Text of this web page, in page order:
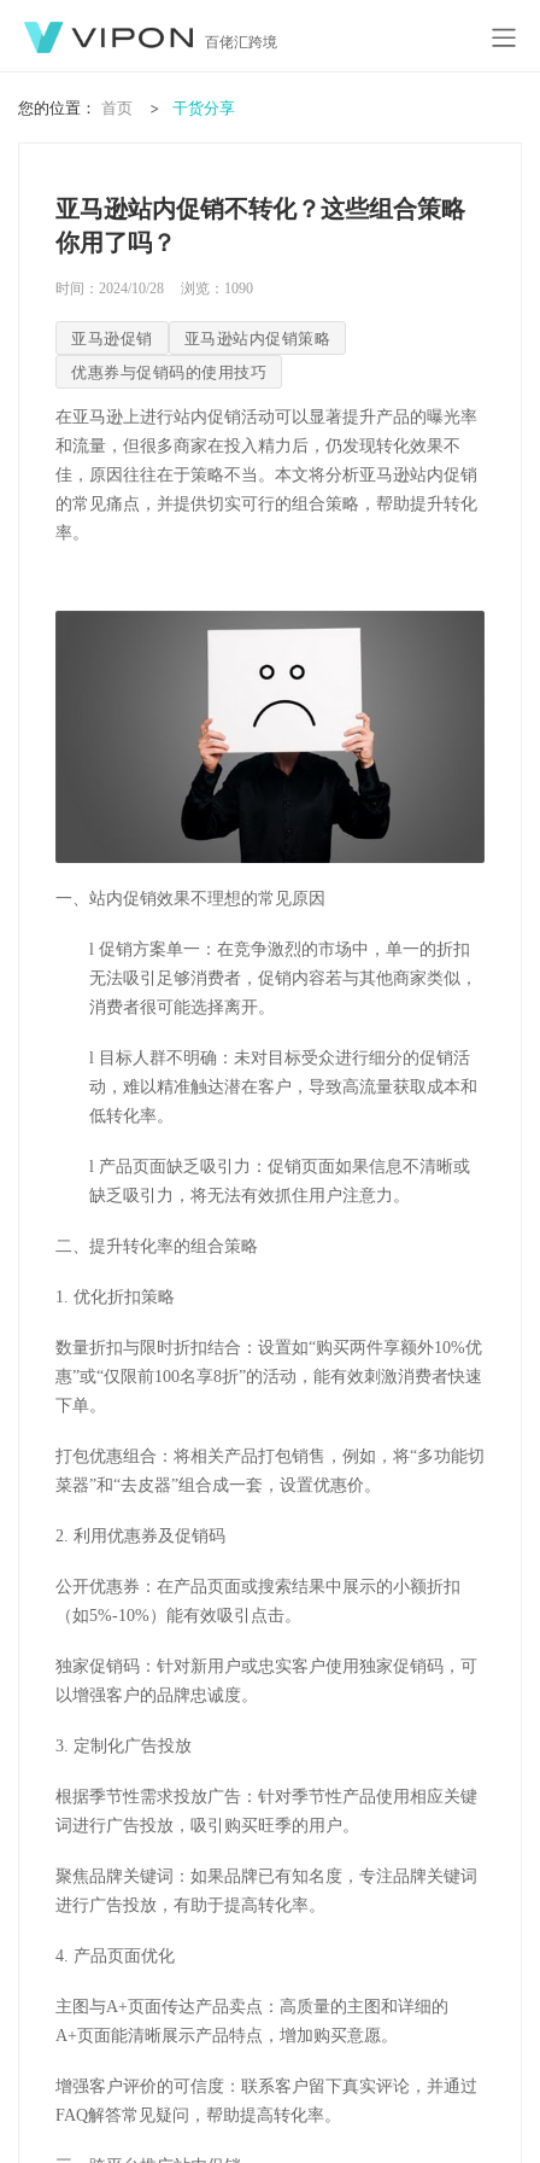
百佬汇跨境
您的位置： 首页 干货分享
亚马逊站内促销不转化？这些组合策略
你用了吗？
时间：2024/10/28 浏览： 1090
亚马逊促销
亚马逊站内促销策略
优惠券与促销码的使用技巧
在亚马逊上进行站内促销活动可以显著提升产品的曝光率
和流量，但很多商家在投入精力后，仍发现转化效果不
佳，原因往往在于策略不当。本文将分析亚马逊站内促销
的常见痛点，并提供切实可行的组合策略，帮助提升转化
率。
一、站内促销效果不理想的常见原因
l 促销方案单一：在竞争激烈的市场中，单一的折扣
无法吸引足够消费者，促销内容若与其他商家类似，
消费者很可能选择离开。
l 目标人群不明确：未对目标受众进行细分的促销活
动，难以精准触达潜在客户，导致高流量获取成本和
低转化率。
l 产品页面缺乏吸引力：促销页面如果信息不清晰或
缺乏吸引力，将无法有效抓住用户注意力。
二、提升转化率的组合策略
1. 优化折扣策略
数量折扣与限时折扣结合：设置如“购买两件享额外10%优
惠”或“仅限前100名享8折”的活动，能有效刺激消费者快速
下单。
打包优惠组合：将相关产品打包销售，例如，将“多功能切
菜器”和“去皮器”组合成一套，设置优惠价。
2. 利用优惠券及促销码
公开优惠券：在产品页面或搜索结果中展示的小额折扣
（如5%-10%）能有效吸引点击。
独家促销码：针对新用户或忠实客户使用独家促销码，可
以增强客户的品牌忠诚度。
3. 定制化广告投放
根据季节性需求投放广告：针对季节性产品使用相应关键
词进行广告投放，吸引购买旺季的用户。
聚焦品牌关键词：如果品牌已有知名度，专注品牌关键词
进行广告投放，有助于提高转化率。
4. 产品页面优化
主图与A+页面传达产品卖点：高质量的主图和详细的
A+页面能清晰展示产品特点，增加购买意愿。
增强客户评价的可信度：联系客户留下真实评论，并通过
FAQ解答常见疑问，帮助提高转化率。